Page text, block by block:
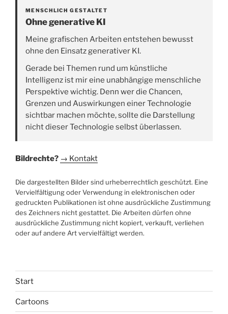
MENSCHLICH GESTALTET
Ohne generative KI
Meine grafischen Arbeiten entstehen bewusst
ohne den Einsatz generativer KI.
Gerade bei Themen rund um künstliche
Intelligenz ist mir eine unabhängige menschliche
Perspektive wichtig. Denn wer die Chancen,
Grenzen und Auswirkungen einer Technologie
sichtbar machen möchte, sollte die Darstellung
nicht dieser Technologie selbst überlassen.
Bildrechte? → Kontakt
Die dargestellten Bilder sind urheberrechtlich geschützt. Eine
Vervielfältigung oder Verwendung in elektronischen oder
gedruckten Publikationen ist ohne ausdrückliche Zustimmung
des Zeichners nicht gestattet. Die Arbeiten dürfen ohne
ausdrückliche Zustimmung nicht kopiert, verkauft, verliehen
oder auf andere Art vervielfältigt werden.
Start
Cartoons